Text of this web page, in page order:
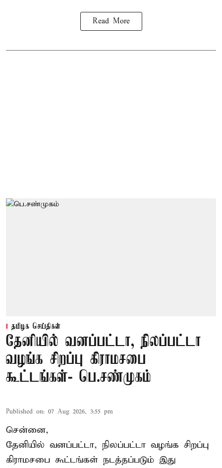
Read More
தமிழக செய்திகள்
தேனியில் வனப்பட்டா, நிலப்பட்டா
வழங்க சிறப்பு கிராமசபை
கூட்டங்கள்- பெ.சண்முகம்
Published on: 07 Aug 2026, 3:55 pm
சென்னை,
தேனியில் வனப்பட்டா, நிலப்பட்டா வழங்க சிறப்பு
கிராமசபை கூட்டங்கள் நடத்தப்படும் இது